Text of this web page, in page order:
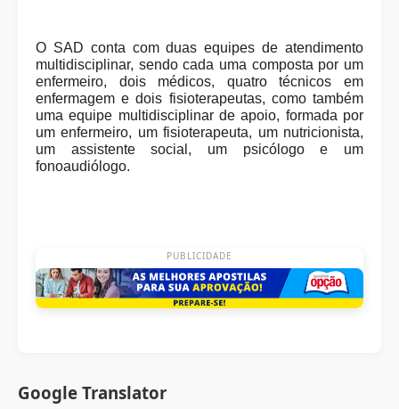
O SAD conta com duas equipes de atendimento
multidisciplinar, sendo cada uma composta por um
enfermeiro, dois médicos, quatro técnicos em
enfermagem e dois fisioterapeutas, como também
uma equipe multidisciplinar de apoio, formada por
um enfermeiro, um fisioterapeuta, um nutricionista,
um assistente social, um psicólogo e um
fonoaudiólogo.
PUBLICIDADE
Google Translator